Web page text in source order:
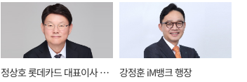
정상호 롯데카드 대표이사 사
강정훈 iM뱅크 행장